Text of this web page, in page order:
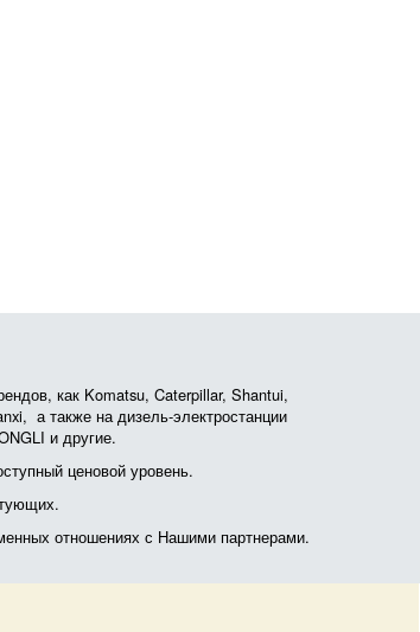
как Komatsu, Caterpillar, Shantui,
а также на дизель-электростанции
и другие.
ценовой уровень.
отношениях с Нашими партнерами.